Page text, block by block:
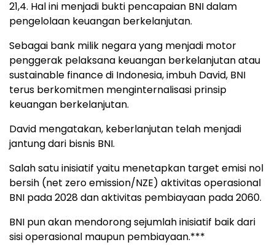
21,4. Hal ini menjadi bukti pencapaian BNI dalam
pengelolaan keuangan berkelanjutan.
Sebagai bank milik negara yang menjadi motor
penggerak pelaksana keuangan berkelanjutan atau
sustainable finance di Indonesia, imbuh David, BNI
terus berkomitmen menginternalisasi prinsip
keuangan berkelanjutan.
David mengatakan, keberlanjutan telah menjadi
jantung dari bisnis BNI.
Salah satu inisiatif yaitu menetapkan target emisi nol
bersih (net zero emission/NZE) aktivitas operasional
BNI pada 2028 dan aktivitas pembiayaan pada 2060.
BNI pun akan mendorong sejumlah inisiatif baik dari
sisi operasional maupun pembiayaan.***